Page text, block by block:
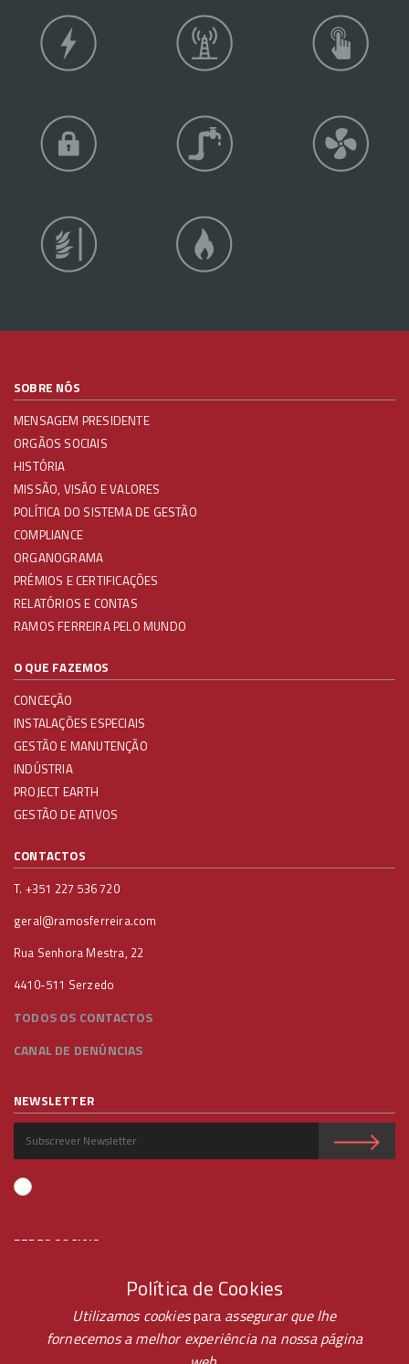
Política de Cookies
Utilizamos cookiespara assegurar que lhe
fornecemos a melhor experiência na nossa página
SOBRE NÓS
MENSAGEM PRESIDENTE
ORGÃOS SOCIAIS
HISTÓRIA
MISSÃO, VISÃO E VALORES
POLÍTICA DO SISTEMA DE GESTÃO
COMPLIANCE
ORGANOGRAMA
PRÉMIOS E CERTIFICAÇÕES
RELATÓRIOS E CONTAS
RAMOS FERREIRA PELO MUNDO
O QUE FAZEMOS
CONCEÇÃO
INSTALAÇÕES ESPECIAIS
GESTÃO E MANUTENÇÃO
INDÚSTRIA
PROJECT EARTH
GESTÃO DE ATIVOS
CONTACTOS
T. +351 227 536 720
geral@ramosferreira.com
Rua Senhora Mestra, 22
4410-511 Serzedo
TODOS OS CONTACTOS
CANAL DE DENÚNCIAS
NEWSLETTER
REDES SOCIAIS